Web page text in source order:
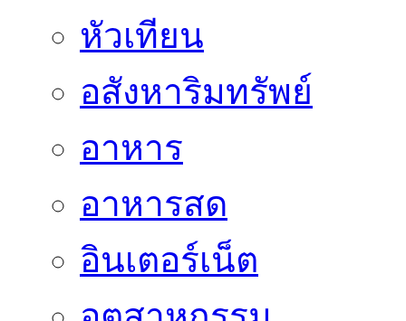
หัวเทียน
อสังหาริมทรัพย์
อาหาร
อาหารสด
อินเตอร์เน็ต